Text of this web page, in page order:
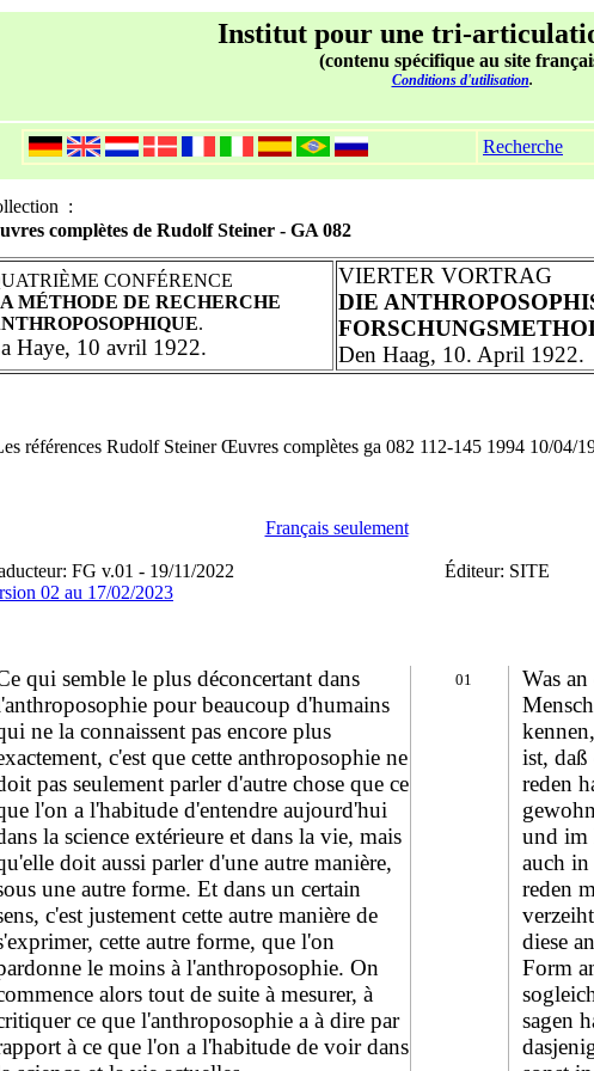
Institut pour une tri-
(contenu spécifique au site
Conditions d'utilisation.
Recherche
:
complètes de Rudolf Steiner - GA 082
CONFÉRENCE
MÉTHODE DE RECHERCHE
.
Haye, 10 avril 1922.
VIERTER VORTRAG
DIE
Den Haag, 10. April 1922.
références Rudolf Steiner Œuvres complètes ga 082 112-145 1994 10/04/
Français seulement
FG v.01 - 19/11/2022
02 au 17/02/2023
Éditeur: SITE
qui semble le plus déconcertant dans
pour beaucoup d'humains
ne la connaissent pas encore plus
c'est que cette anthroposophie ne
pas seulement parler d'autre chose que ce
l'on a l'habitude d'entendre aujourd'hui
la science extérieure et dans la vie, mais
doit aussi parler d'une autre manière,
une autre forme. Et dans un certain
c'est justement cette autre manière de
cette autre forme, que l'on
le moins à l'anthroposophie. On
alors tout de suite à mesurer, à
ce que l'anthroposophie a à dire par
à ce que l'on a l'habitude de voir dans
01
Was
ist,
reden
und im
auch in
reden
diese
Form
sagen